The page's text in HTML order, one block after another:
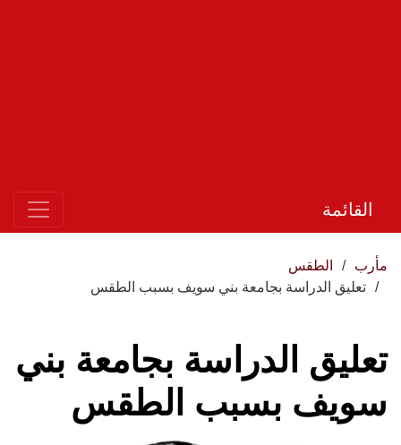
القائمة
مأرب
الطقس
تعليق الدراسة بجامعة بني سويف بسبب الطقس
تعليق الدراسة بجامعة بني
سويف بسبب الطقس